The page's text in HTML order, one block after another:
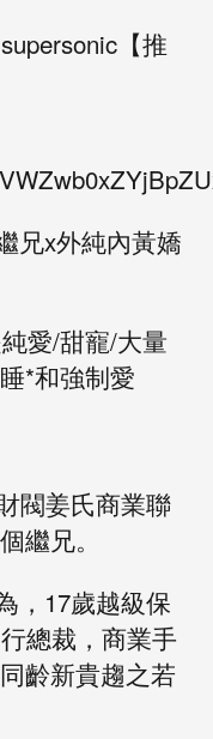
【推
兄x外純內黃嬌
愛/甜寵/大量
*和強制愛
閥姜氏商業聯
繼兄。
，17歲越級保
總裁，商業手
齡新貴趨之若